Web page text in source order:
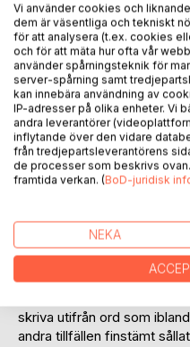
BESKRIVNING
Ett ord. En A4 sida. En
för bokens texter. I mars
Drivna av en lust att skriva
möjligheter har vi, Lars
Bertling, sedan dess
är att texterna inte får vara
fem år har vi tillsammans
den här samlingen har vi
Att enbart publicera
skriva utifrån ord som
andra tillfällen finstämt
Vi använder cookies och
dem är väsentliga och tekniskt
för att analysera (t.ex. cookies
och för att mäta hur ofta vår
använder spårningsteknik för
server-spårning samt
kan innebära användning av
IP-adresser på olika enheter. Vi
andra leverantörer
inflytande över den vidare
från tredjepartsleverantörens
de processer som beskrivs
framtida verkan. (BoD-juridisk
NEKA